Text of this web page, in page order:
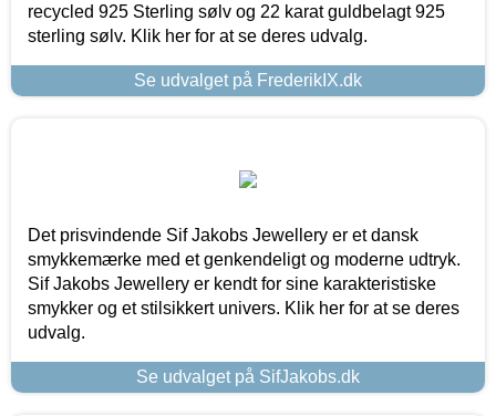
recycled 925 Sterling sølv og 22 karat guldbelagt 925
sterling sølv. Klik her for at se deres udvalg.
Se udvalget på FrederikIX.dk
Det prisvindende Sif Jakobs Jewellery er et dansk
smykkemærke med et genkendeligt og moderne udtryk.
Sif Jakobs Jewellery er kendt for sine karakteristiske
smykker og et stilsikkert univers. Klik her for at se deres
udvalg.
Se udvalget på SifJakobs.dk